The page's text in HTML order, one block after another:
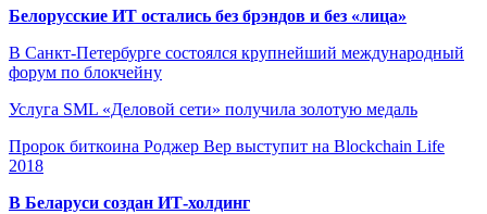
Белорусские ИТ остались без брэндов и без «лица»
В Санкт-Петербурге состоялся крупнейший международный
форум по блокчейну
Услуга SML «Деловой сети» получила золотую медаль
Пророк биткоина Роджер Вер выступит на Blockchain Life
2018
В Беларуси создан ИТ-холдинг